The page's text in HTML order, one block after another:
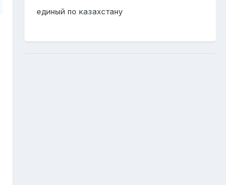
единый по казахстану